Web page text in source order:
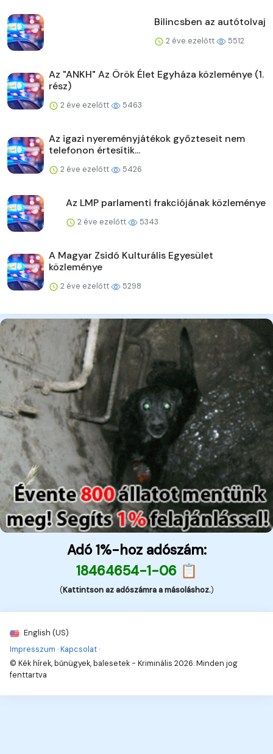
Bilincsben az autótolvaj
2 éve ezelőtt 5512
Az "ANKH" Az Örök Élet Egyháza közleménye (1.
rész)
2 éve ezelőtt 5463
Az igazi nyereményjátékok győzteseit nem
telefonon értesítik...
2 éve ezelőtt 5426
Az LMP parlamenti frakciójának közleménye
2 éve ezelőtt 5343
A Magyar Zsidó Kulturális Egyesület
közleménye
2 éve ezelőtt 5298
Adó 1%-hoz adószám:
18464654-1-06 📋
(Kattintson az adószámra a másoláshoz.)
English (US)
Impresszum ·Kapcsolat ·
© Kék hírek, bűnügyek, balesetek - Kriminális 2026. Minden jog
fenttartva